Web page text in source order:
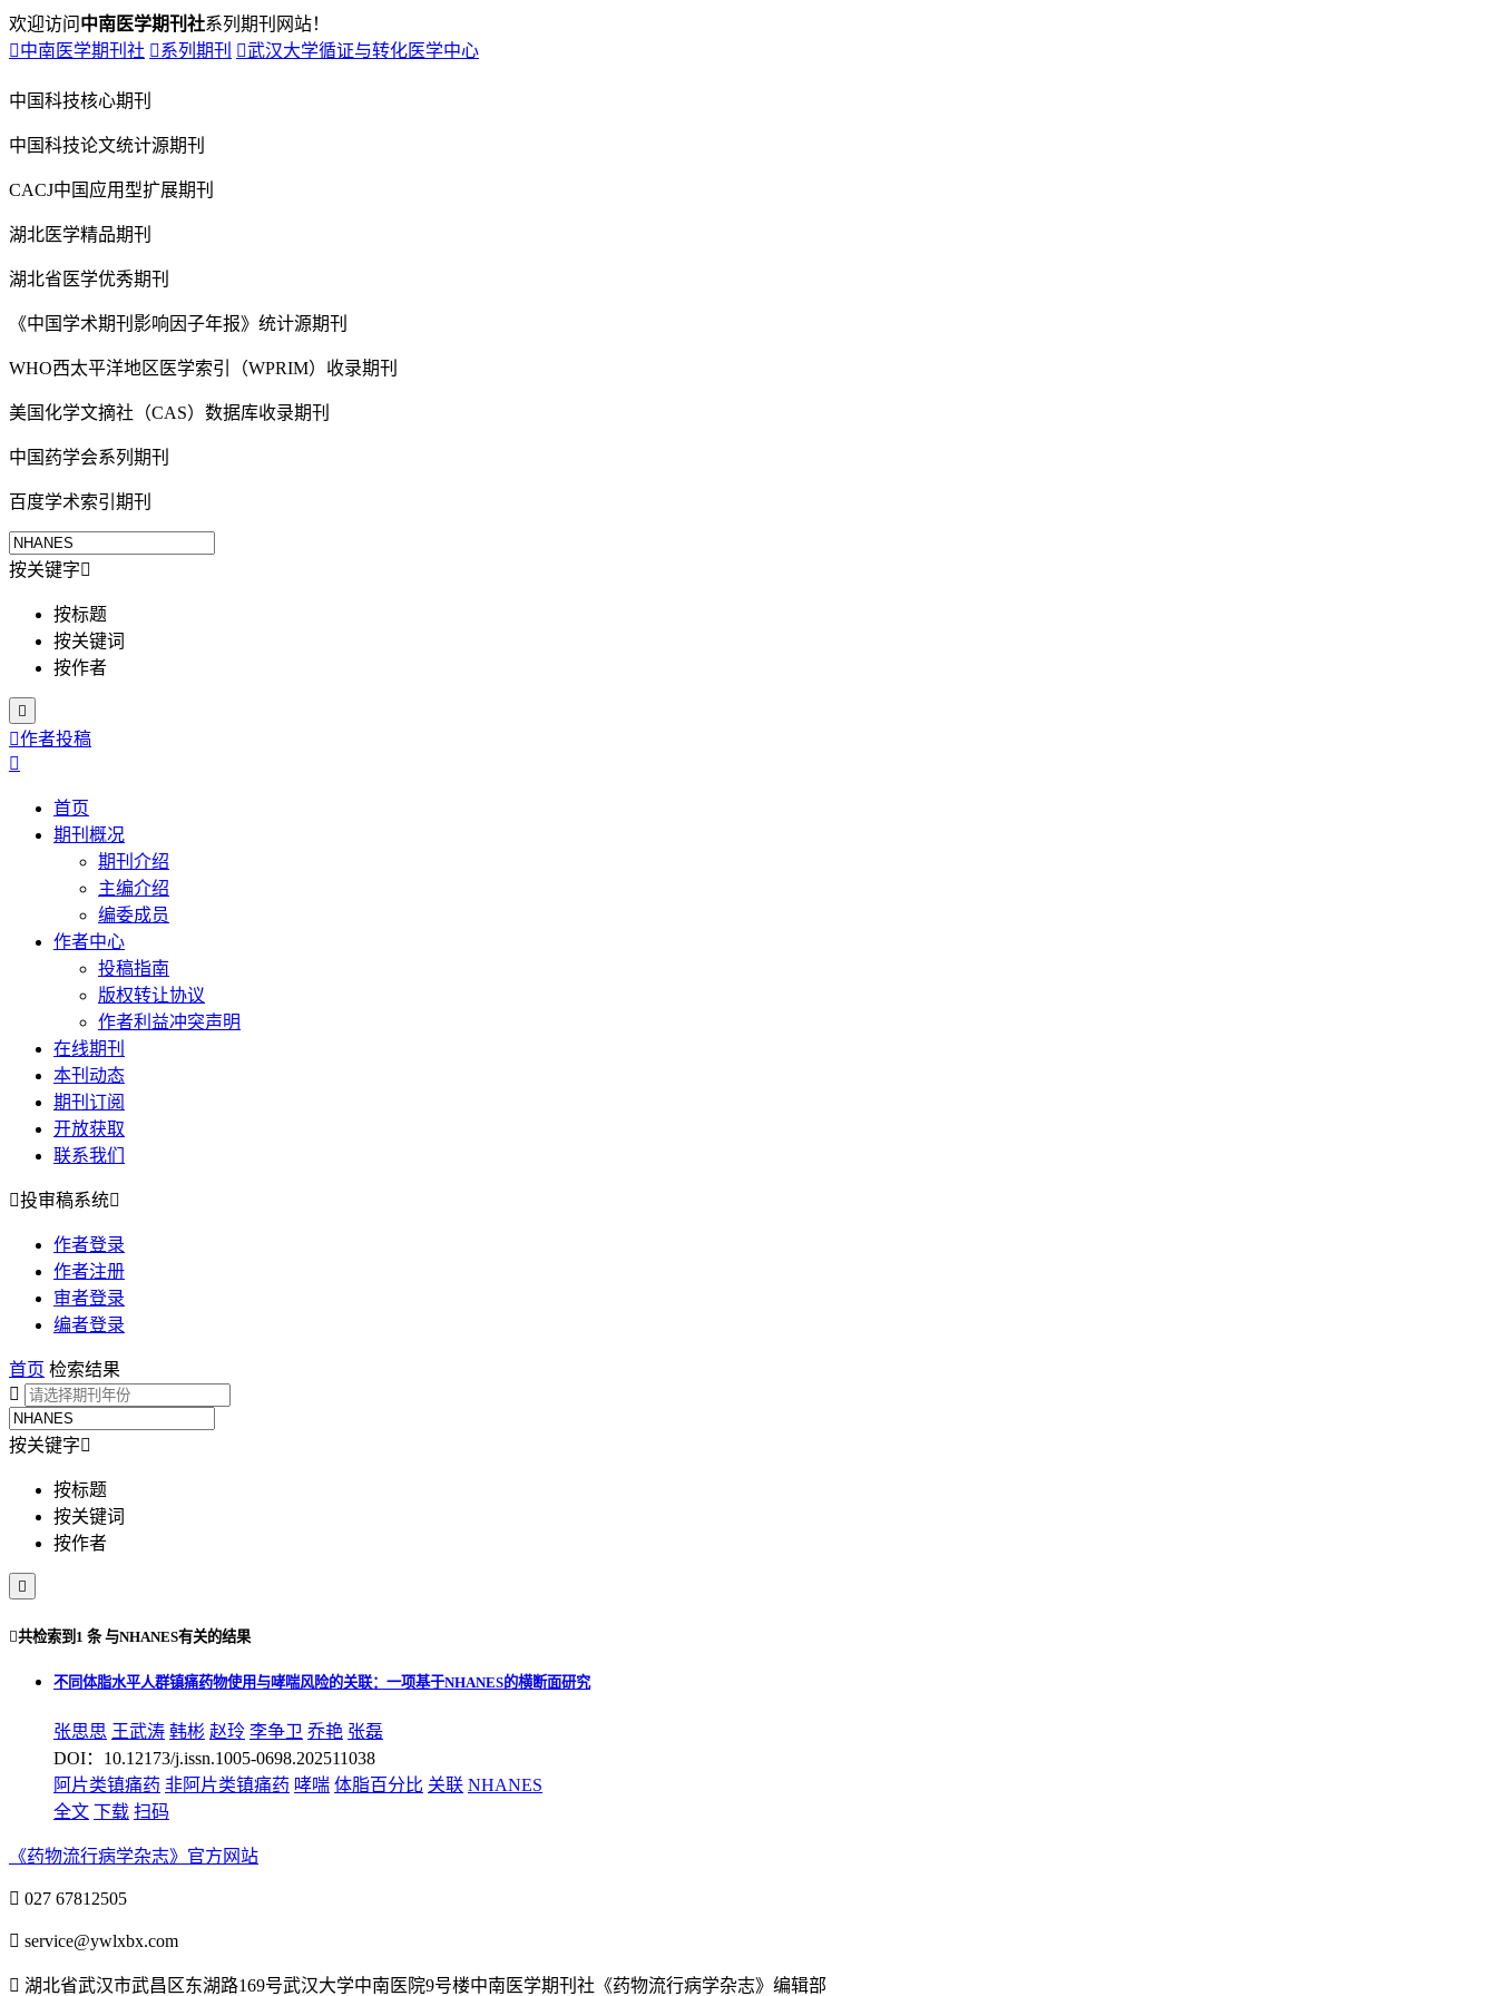
欢迎访问 中南医学期刊社系列期刊网站！
中南医学期刊社 系列期刊 武汉大学循证与转化医学中心
中国科技核心期刊
中国科技论文统计源期刊
CACJ中国应用型扩展期刊
湖北医学精品期刊
湖北省医学优秀期刊
《中国学术期刊影响因子年报》统计源期刊
WHO西太平洋地区医学索引（WPRIM）收录期刊
美国化学文摘社（CAS）数据库收录期刊
中国药学会系列期刊
百度学术索引期刊
按关键字
按标题
按关键词
按作者

作者投稿

首页
期刊概况
期刊介绍
主编介绍
编委成员
作者中心
投稿指南
版权转让协议
作者利益冲突声明
在线期刊
本刊动态
期刊订阅
开放获取
联系我们
投审稿系统
作者登录
作者注册
审者登录
编者登录
首页 检索结果

按关键字
按标题
按关键词
按作者

共检索到 1 条与NHANES有关的结果
不同体脂水平人群镇痛药物使用与哮喘风险的关联：一项基于NHANES的横断面研究
张思思 王武涛 韩彬 赵玲 李争卫 乔艳 张磊
DOI：10.12173/j.issn.1005-0698.202511038
阿片类镇痛药 非阿片类镇痛药 哮喘 体脂百分比 关联 NHANES
全文 下载 扫码
《药物流行病学杂志》官方网站
 027 67812505
 service@ywlxbx.com
 湖北省武汉市武昌区东湖路169号武汉大学中南医院9号楼中南医学期刊社《药物流行病学杂志》编辑部